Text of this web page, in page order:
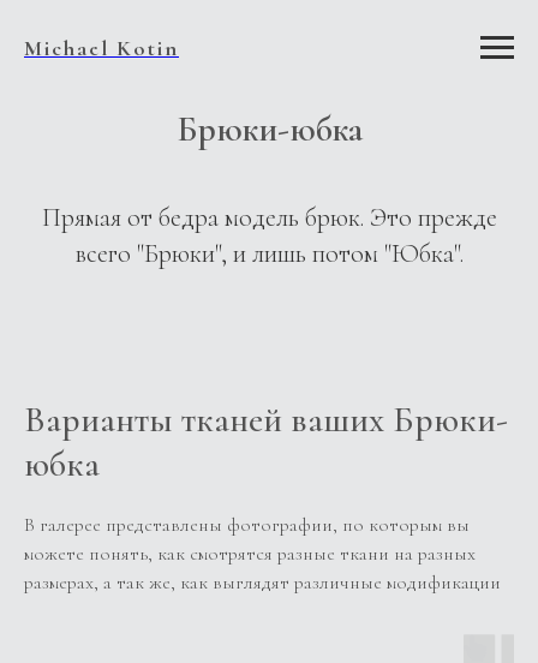
Michael Kotin
Брюки-юбка
Прямая от бедра модель брюк. Это прежде
всего "Брюки", и лишь потом "Юбка".
Варианты тканей ваших Брюки-
юбка
В галерее представлены фотографии, по которым вы
можете понять, как смотрятся разные ткани на разных
размерах, а так же, как выглядят различные модификации